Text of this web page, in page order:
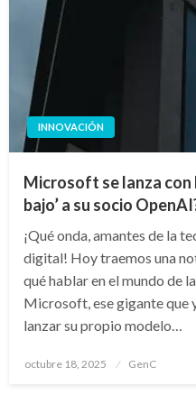
INNOVACIÓN
Microsoft se lanza con
bajo’ a su socio
¡Qué onda, amantes de la
digital! Hoy traemos una
qué hablar en el mundo de
Microsoft, ese gigante que
lanzar su propio modelo…
Publicado
octubre 18, 2025 GenC